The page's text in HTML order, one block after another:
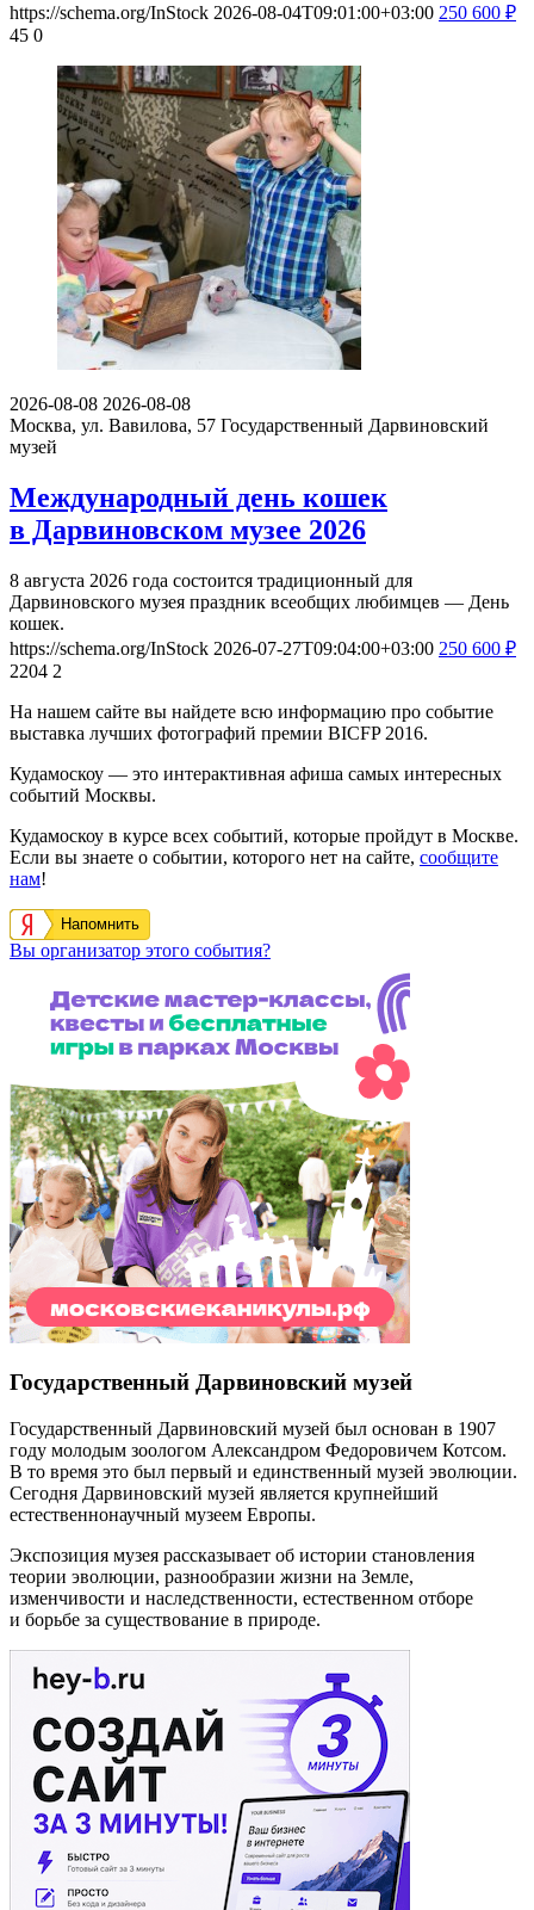
https://schema.org/InStock 2026-08-04T09:01:00+03:00 250 600 ₽
45 0
2026-08-08 2026-08-08
Москва, ул. Вавилова, 57 Государственный Дарвиновский
музей
Международный день кошек
в Дарвиновском музее 2026
8 августа 2026 года состоится традиционный для
Дарвиновского музея праздник всеобщих любимцев — День
кошек.
https://schema.org/InStock 2026-07-27T09:04:00+03:00 250 600 ₽
2204 2
На нашем сайте вы найдете всю информацию про событие
выставка лучших фотографий премии BICFP 2016.
Кудамоскоу — это интерактивная афиша самых интересных
событий Москвы.
Кудамоскоу в курсе всех событий, которые пройдут в Москве.
Если вы знаете о событии, которого нет на сайте, сообщите
нам!
Напомнить
Вы организатор этого события?
Государственный Дарвиновский музей
Государственный Дарвиновский музей был основан в 1907
году молодым зоологом Александром Федоровичем Котсом.
В то время это был первый и единственный музей эволюции.
Сегодня Дарвиновский музей является крупнейший
естественнонаучный музеем Европы.
Экспозиция музея рассказывает об истории становления
теории эволюции, разнообразии жизни на Земле,
изменчивости и наследственности, естественном отборе
и борьбе за существование в природе.